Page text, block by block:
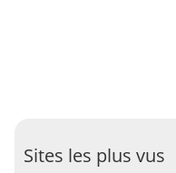
Sites les plus vus